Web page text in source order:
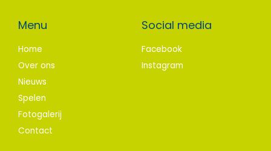
Menu
Home
Over ons
Nieuws
Spelen
Fotogalerij
Contact
Social media
Facebook
Instagram